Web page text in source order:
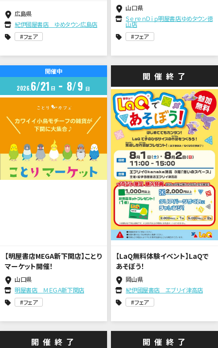
広島県
紀伊國屋書店 ゆめタウン広島店
フェア
山口県
ＳｅｒｅｎＤｉｐ明屋書店ゆめタウン徳
山店
フェア
開催中
2026 6 21 日 8 9 日
【明屋書店MEGA新下関店】ことり
マーケット開催！
山口県
明屋書店 ＭＥＧＡ新下関店
フェア
開催終了
【LaQ無料体験イベント】LaQで
あそぼう！
岡山県
紀伊國屋書店 エブリイ津高店
フェア
開催終了 開催終了